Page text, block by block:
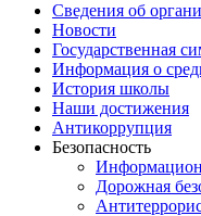
Сведения об
Новости
Государственная
Информация о
История школы
Наши достижения
Антикоррупция
Безопасность
Дорожная